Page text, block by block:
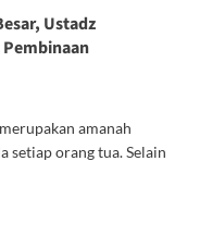
Ustadz
amanah
setiap orang tua. Selain